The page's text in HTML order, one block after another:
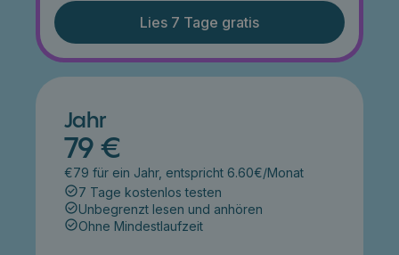
Lies 7 Tage gratis
Jahr
79 €
€79 für ein Jahr, entspricht 6.60€/Monat
7 Tage kostenlos testen
Unbegrenzt lesen und anhören
Ohne Mindestlaufzeit